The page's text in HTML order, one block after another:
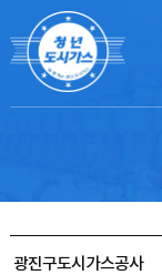
광진구도시가스공사